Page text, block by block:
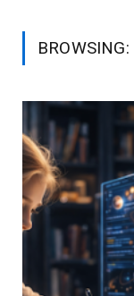
BROWSING: